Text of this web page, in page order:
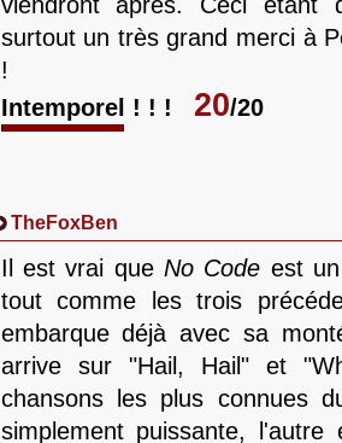
surtout un très grand merci à
!
Intemporel ! ! !
20/20
TheFoxBen
Il est vrai que No Code est
tout comme les trois
embarque déjà avec sa
arrive sur "Hail, Hail" et
chansons les plus connues
simplement puissante,